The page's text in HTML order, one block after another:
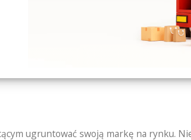
ugruntować swoją markę na rynku.